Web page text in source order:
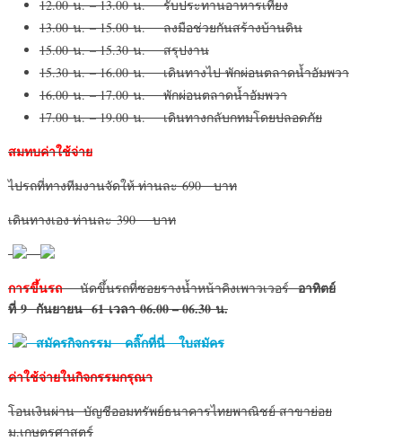
12.00 น. – 13.00 น. รับประทานอาหารเที่ยง
13.00 น. – 15.00 น. ลงมือช่วยกันสร้างบ้านดิน
15.00 น. – 15.30 น. สรุปงาน
15.30 น. – 16.00 น. เดินทางไป พักผ่อนตลาดน้ำอัมพวา
16.00 น. – 17.00 น. พักผ่อนตลาดน้ำอัมพวา
17.00 น. – 19.00 น. เดินทางกลับกทมโดยปลอดภัย
สมทบค่าใช้จ่าย
ไปรถที่ทางทีมงานจัดให้ ท่านละ 690 บาท
เดินทางเอง ท่านละ 390 บาท
การขึ้นรถนัดขึ้นรถที่ซอยรางน้ำหน้าคิงเพาวเวอร์อาทิตย์
ที่9 กันยายน 61 เวลา06.00 – 06.30 น.
สมัครกิจกรรม คลิ๊กที่นี่ ใบสมัคร
ค่าใช้จ่ายในกิจกรรมกรุณา
โอนเงินผ่าน บัญชีออมทรัพย์ธนาคารไทยพาณิชย์ สาขาย่อย
ม.เกษตรศาสตร์